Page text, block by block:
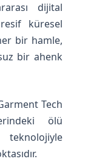
dijital
küresel
bir hamle,
bir ahenk
Tech
ölü